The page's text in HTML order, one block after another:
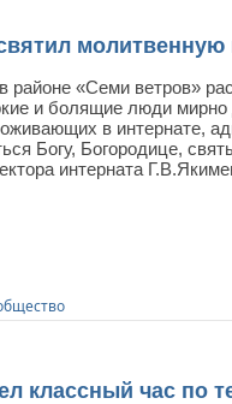
молитвенную
районе «Семи ветров»
и болящие люди мирно
в интернате,
Богу, Богородице,
интерната
классный час по